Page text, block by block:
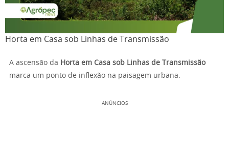
Horta em Casa sob Linhas de Transmissão
A ascensão da Horta em Casa sob Linhas de Transmissão
marca um ponto de inflexão na paisagem urbana.
ANÚNCIOS